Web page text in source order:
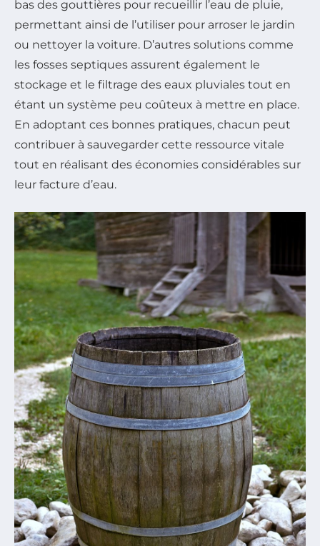
bas des gouttières pour recueillir l’eau de pluie,
permettant ainsi de l’utiliser pour arroser le jardin
ou nettoyer la voiture. D’autres solutions comme
les fosses septiques assurent également le
stockage et le filtrage des eaux pluviales tout en
étant un système peu coûteux à mettre en place.
En adoptant ces bonnes pratiques, chacun peut
contribuer à sauvegarder cette ressource vitale
tout en réalisant des économies considérables sur
leur facture d’eau.